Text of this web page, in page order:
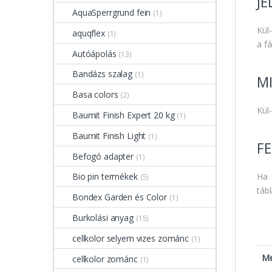
a
Ha
AquaSperrgrund fein (1)
aquqflex (1)
Autóápolás (13)
Bandázs szalag (1)
Basa colors (2)
Baumit Finish Expert 20 kg (1)
Baumit Finish Light (1)
Befogó adapter (1)
Bio pin termékek (5)
Bondex Garden és Color (1)
Burkolási anyag (15)
cellkolor selyem vizes zománc (1)
cellkolor zománc (1)